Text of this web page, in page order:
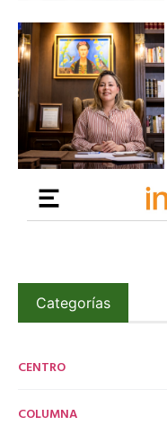
Categorías
CENTRO
COLUMNA